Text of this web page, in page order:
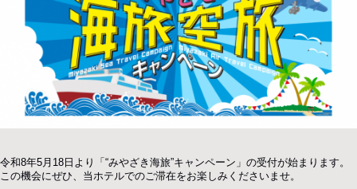
アクセス よくある質問
インフォメーション お問い合わせ
オンラインショップ
令和8年5月18日より「“みやざき海旅”キャンペーン」の受付が始まります。
この機会にぜひ、当ホテルでのご滞在をお楽しみくださいませ。